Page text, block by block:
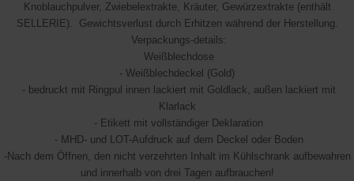
Knoblauchpulver, Zwiebelextrakte, Kräuter, Gewürzextrakte (enthält
SELLERIE). Gewichtsverlust durch Erhitzen während der Herstellung.
Verpackungs-details:
Weißblechdose
- Weißblechdeckel (Gold)
- bedruckt mit Ringpul innen lackiert mit Goldlack, außen lackiert mit
Klarlack
- Etikett mit vollständiger Deklaration
- MHD- und LOT-Aufdruck auf dem Deckel oder Boden
-Nach dem Öffnen, den nicht verzehrten Inhalt im Kühlschrank aufbewahren
und innerhalb von drei Tagen aufbrauchen!